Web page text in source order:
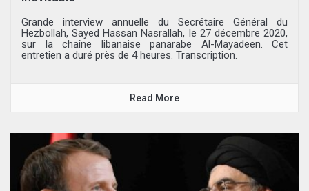
Grande interview annuelle du Secrétaire Général du
Hezbollah, Sayed Hassan Nasrallah, le 27 décembre 2020,
sur la chaîne libanaise panarabe Al-Mayadeen. Cet
entretien a duré près de 4 heures. Transcription.
Read More